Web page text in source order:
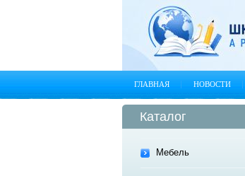
ГЛАВНАЯ НОВОСТИ
Каталог
Мебель